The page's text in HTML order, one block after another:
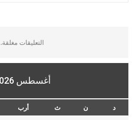
التعليقات مغلقة.
أغسطس 2026
د ن ث أرب